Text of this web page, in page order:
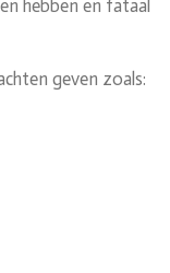
hebben en fataal
geven zoals: